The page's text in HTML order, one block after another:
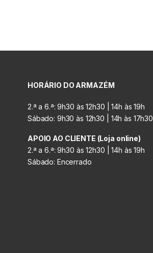
HORÁRIO DO ARMAZÉM
2.ª a 6.ª: 9h30 às 12h30 | 14h às 19h
Sábado: 9h30 às 12h30 | 14h às 17h30
APOIO AO CLIENTE (Loja online)
2.ª a 6.ª: 9h30 às 12h30 | 14h às 19h
Sábado: Encerrado